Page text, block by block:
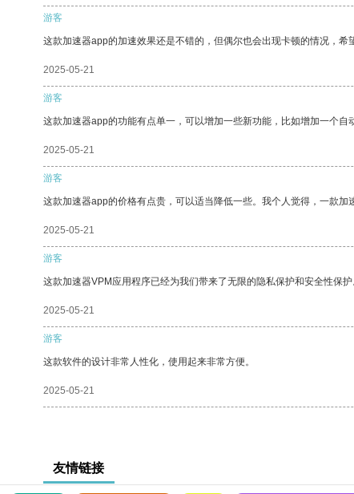
游客
这款加速器app的加速效果还是不错的，但偶尔也会出现卡顿的情况，希
2025-05-21
游客
这款加速器app的功能有点单一，可以增加一些新功能，比如增加一个自
2025-05-21
游客
这款加速器app的价格有点贵，可以适当降低一些。我个人觉得，一款加
2025-05-21
游客
这款加速器VPM应用程序已经为我们带来了无限的隐私保护和安全性保护
2025-05-21
游客
这款软件的设计非常人性化，使用起来非常方便。
2025-05-21
友情链接